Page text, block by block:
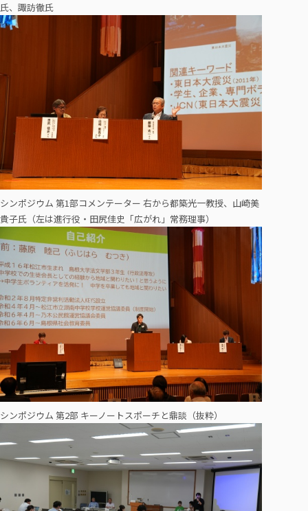
氏、諏訪徹氏
シンポジウム 第1部コメンテーター 右から都築光一教授、山崎美
貴子氏（左は進行役・田尻佳史「広がれ」常務理事）
シンポジウム 第2部 キーノートスポーチと鼎談（抜粋）